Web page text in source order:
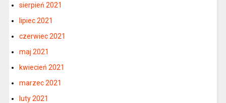
sierpień 2021
lipiec 2021
czerwiec 2021
maj 2021
kwiecień 2021
marzec 2021
luty 2021